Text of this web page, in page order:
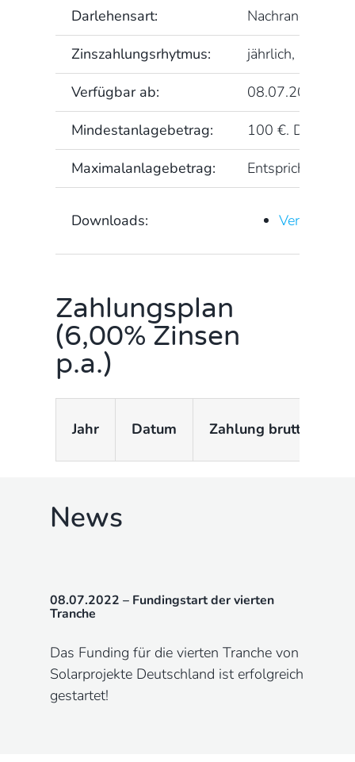
Darlehensart:
Zinszahlungsrhytmus:
jährlich,
Verfügbar ab:
08.07.2021
Mindestanlagebetrag:
100 €. Darüber
Maximalanlagebetrag:
Entspricht dem
Downloads:
Zahlungsplan
(6,00% Zinsen
p.a.)
Jahr Datum Zahlung brutto
News
08.07.2022 – Fundingstart der vierten
Tranche
Das Funding für die vierten Tranche von
Solarprojekte Deutschland ist erfolgreich
gestartet!